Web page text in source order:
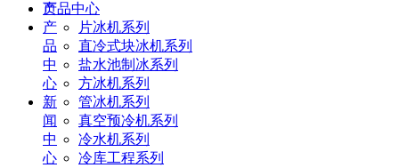
页
产
品
中
心
新
闻
中
心
产品中心
片冰机系列
直冷式块冰机系列
盐水池制冰系列
方冰机系列
管冰机系列
真空预冷机系列
冷水机系列
冷库工程系列